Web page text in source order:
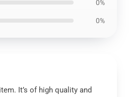
0%
0%
It’s of high quality and